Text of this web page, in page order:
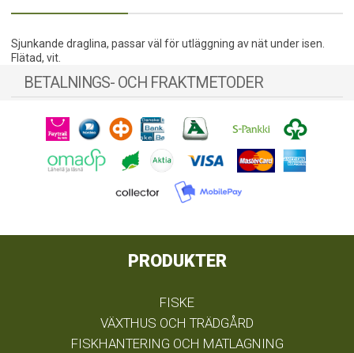
Sjunkande draglina, passar väl för utläggning av nät under isen.
Flätad, vit.
BETALNINGS- OCH FRAKTMETODER
PRODUKTER
FISKE
VÄXTHUS OCH TRÄDGÅRD
FISKHANTERING OCH MATLAGNING